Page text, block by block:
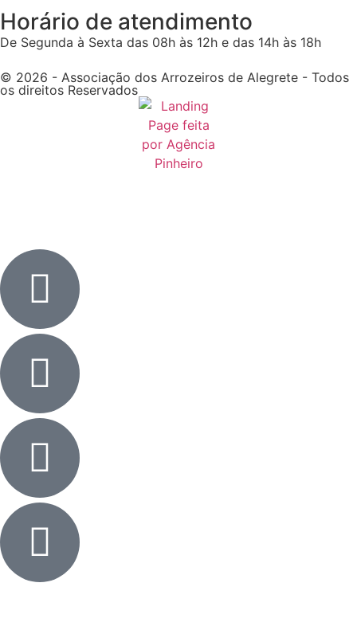
Horário de atendimento
De Segunda à Sexta das 08h às 12h e das 14h às 18h
© 2026 - Associação dos Arrozeiros de Alegrete - Todos
os direitos Reservados